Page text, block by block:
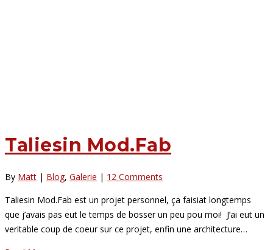
Taliesin Mod.Fab
By Matt | Blog, Galerie | 12 Comments
Taliesin Mod.Fab est un projet personnel, ça faisiat longtemps
que j’avais pas eut le temps de bosser un peu pou moi! J’ai eut un
veritable coup de coeur sur ce projet, enfin une architecture…